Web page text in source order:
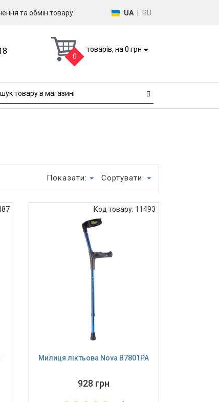
та обмін товару UA RU
0
товарів, на 0 грн
Сортувати:
Показати:
Код товару: 11493
Милиця ліктьова Nova B7801PA
928 грн